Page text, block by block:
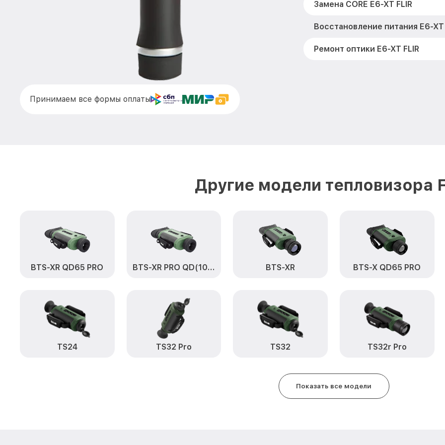
Замена CORE E6-XT FLIR
Восстановление питания E6-XT
Ремонт оптики E6-XT FLIR
Замена ключей управления E6-
Замена USB порта E6-XT FLIR
Замена процессора E6-XT FLIR
Замена аккумулятора E6-XT FLIR
Замена дисплея (экрана) E6-XT
Прошивка (Обновление ПО) E6-
Восстановление после
FLIR
Принимаем все формы оплаты
Другие модели тепловизора
BTS-XR QD65 PRO BTS-XR PRO QD(100) BTS-XR BTS-X QD65 PRO
TS24 TS32 Pro TS32 TS32r Pro
Показать все модели